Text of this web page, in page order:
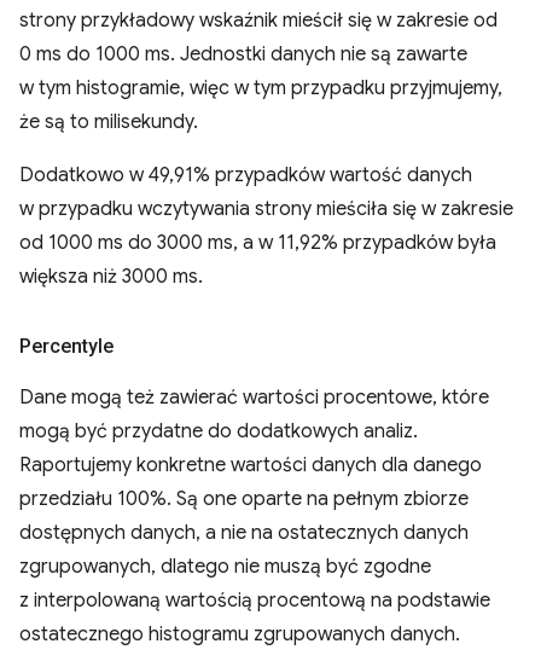
strony przykładowy wskaźnik mieścił się w zakresie od
0 ms do 1000 ms. Jednostki danych nie są zawarte
w tym histogramie, więc w tym przypadku przyjmujemy,
że są to milisekundy.
Dodatkowo w 49,91% przypadków wartość danych
w przypadku wczytywania strony mieściła się w zakresie
od 1000 ms do 3000 ms, a w 11,92% przypadków była
większa niż 3000 ms.
Percentyle
Dane mogą też zawierać wartości procentowe, które
mogą być przydatne do dodatkowych analiz.
Raportujemy konkretne wartości danych dla danego
przedziału 100%. Są one oparte na pełnym zbiorze
dostępnych danych, a nie na ostatecznych danych
zgrupowanych, dlatego nie muszą być zgodne
z interpolowaną wartością procentową na podstawie
ostatecznego histogramu zgrupowanych danych.